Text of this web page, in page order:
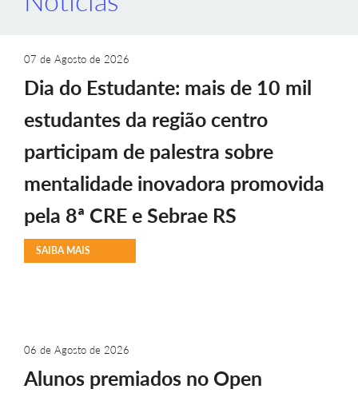
07 de Agosto de 2026
Dia do Estudante: mais de 10 mil
estudantes da região centro
participam de palestra sobre
mentalidade inovadora promovida
pela 8ª CRE e Sebrae RS
SAIBA MAIS
06 de Agosto de 2026
Alunos premiados no Open